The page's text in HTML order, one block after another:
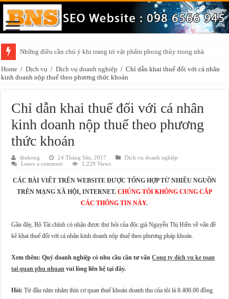
Những điều cần chú ý khi trang trí vật phẩm phong thủy trong nhà
Home / Dịch vụ / Dịch vụ doanh nghiệp / Chỉ dẫn khai thuế đối với cá nhân
kinh doanh nộp thuế theo phương thức khoán
Chỉ dẫn khai thuế đối với cá nhân
kinh doanh nộp thuế theo phương
thức khoán
thuhong 24 Tháng Sáu, 2017
Dịch vụ doanh nghiệp
Leave a comment
1,229 Views
CÁC BÀI VIẾT TRÊN WEBSITE ĐƯỢC TỔNG HỢP TỪ NHIỀU NGUỒN
TRÊN MẠNG XÃ HỘI, INTERNET. CHÚNG TÔI KHÔNG CUNG CẤP
CÁC THÔNG TIN NÀY.
Gần đây, Bộ Tài chính có nhận được thư hỏi của độc giả Nguyễn Thị Hiền về vấn đề
kê khai thuế đối với cá nhân kinh doanh nộp thuế theo phương pháp khoán.
Xem thêm: Quý doanh nghiệp có nhu cầu cần tư vấn Cong ty dich vu ke toan
tai quan phu nhuan vui lòng liên hệ tại đây.
Hỏi: Từ đầu năm nhâm thìn cơ quan thuế khoán doanh thu của tôi là 8.400.00 đồng